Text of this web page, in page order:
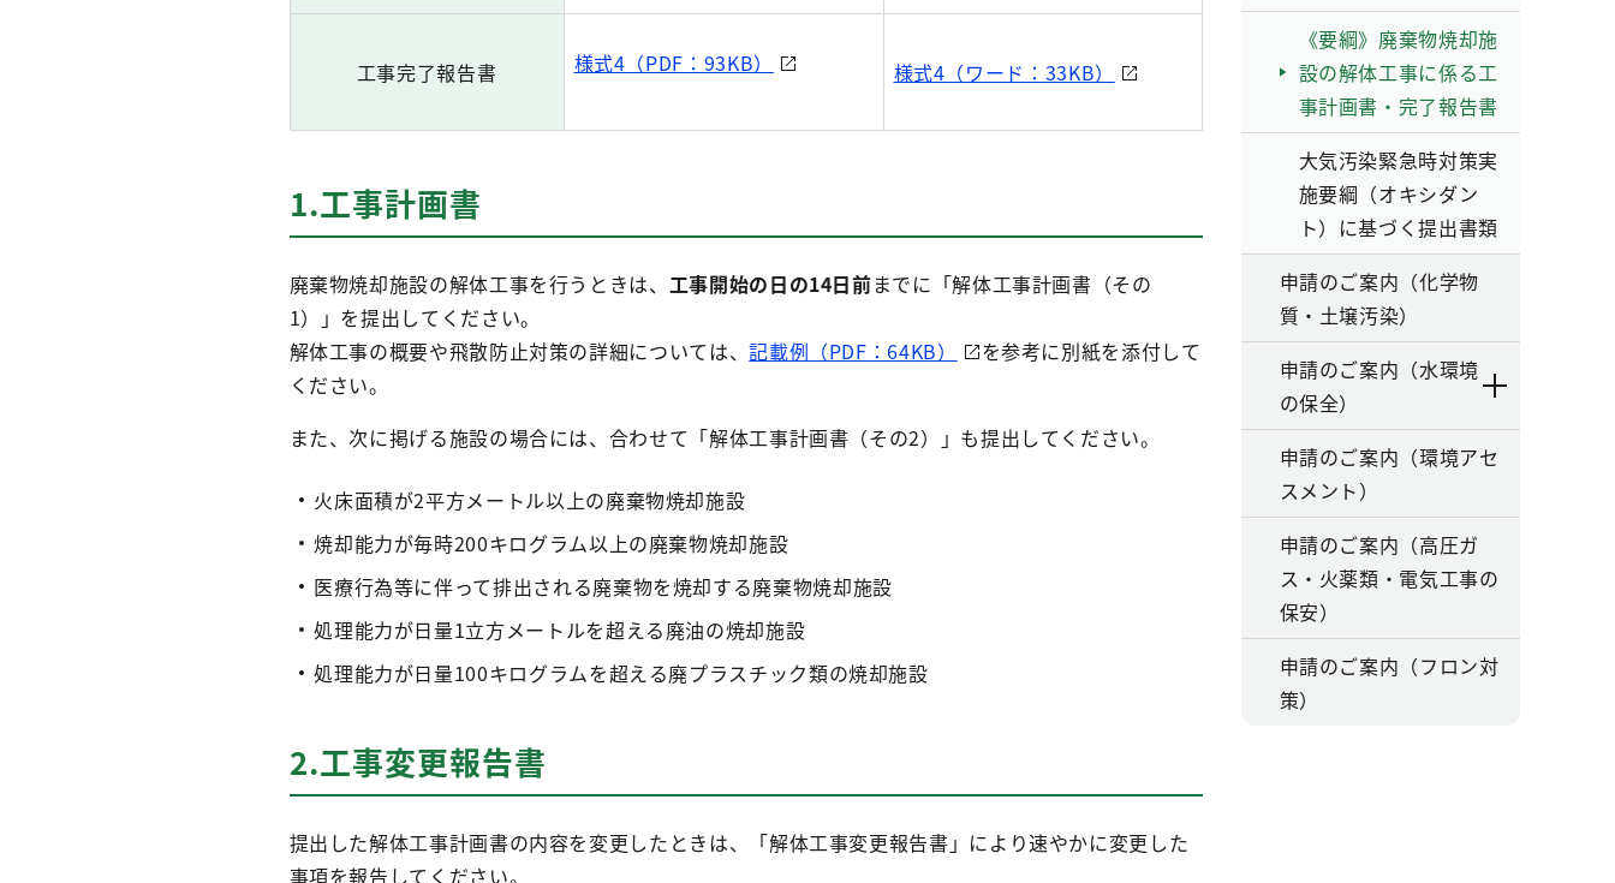
工事完了報告書 様式4（PDF：93KB） 様式4（ワード：33KB）
1.工事計画書
廃棄物焼却施設の解体工事を行うときは、 工事開始の日の14日前までに「解体工事計画書（その
1）」を提出してください。
解体工事の概要や飛散防止対策の詳細については、記載例（PDF：64KB）
を参考に別紙を添付して
ください。
また、次に掲げる施設の場合には、合わせて「解体工事計画書（その2）」も提出してください。
火床面積が2平方メートル以上の廃棄物焼却施設
焼却能力が毎時200キログラム以上の廃棄物焼却施設
医療行為等に伴って排出される廃棄物を焼却する廃棄物焼却施設
処理能力が日量1立方メートルを超える廃油の焼却施設
処理能力が日量100キログラムを超える廃プラスチック類の焼却施設
2.工事変更報告書
提出した解体工事計画書の内容を変更したときは、「解体工事変更報告書」により速やかに変更した
事項を報告してください。
《要綱》廃棄物焼却施
設の解体工事に係る工
事計画書・完了報告書
大気汚染緊急時対策実
施要綱（オキシダン
ト）に基づく提出書類
申請のご案内（化学物
質・土壌汚染）
申請のご案内（水環境
の保全）
申請のご案内（環境アセ
スメント）
申請のご案内（高圧ガ
ス・火薬類・電気工事の
保安）
申請のご案内（フロン対
策）